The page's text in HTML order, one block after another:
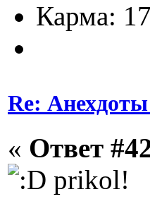
Карма:
Re:
« Ответ
prikol!